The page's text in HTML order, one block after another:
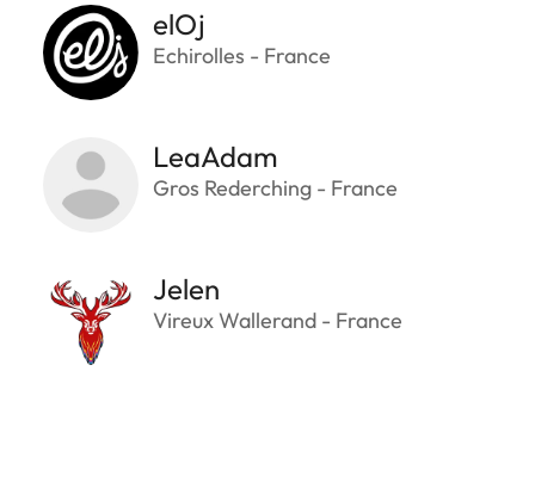
elOj
Echirolles - France
LeaAdam
Gros Rederching - France
Jelen
Vireux Wallerand - France